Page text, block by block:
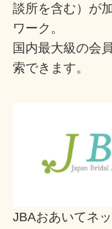
談所を含む）が
ワーク。
国内最大級の会
索できます。
JBAおあいてネ